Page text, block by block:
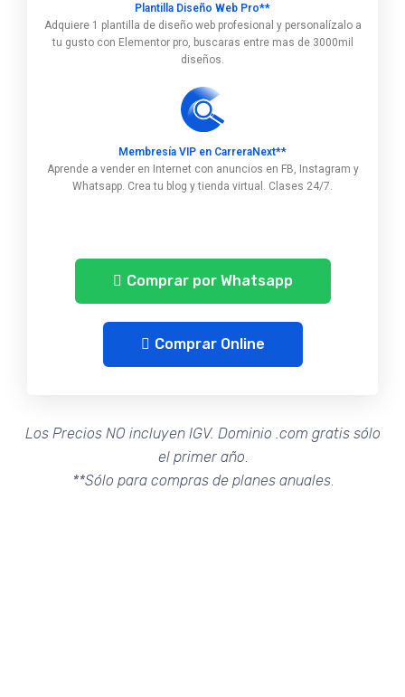
Plantilla Diseño Web Pro**
Adquiere 1 plantilla de diseño web profesional y personalízalo a
tu gusto con Elementor pro, buscaras entre mas de 3000mil
diseños.
Membresía VIP en CarreraNext**
Aprende a vender en Internet con anuncios en FB, Instagram y
Whatsapp. Crea tu blog y tienda virtual. Clases 24/7.
Comprar por Whatsapp
Comprar Online
Los Precios NO incluyen IGV. Dominio .com gratis sólo
el primer año.
**Sólo para compras de planes anuales.